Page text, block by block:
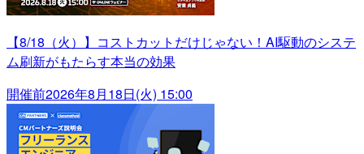
【8/18（火）】コストカットだけじゃない！AI駆動のシステ
ム刷新がもたらす本当の効果
開催前2026年8月18日(火) 15:00